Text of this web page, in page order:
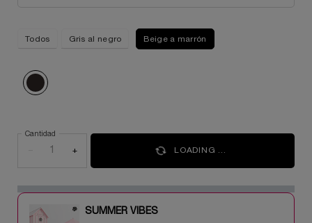
Todos Gris al negro Beige a marrón
Seleccionado
02 Brun, 1 of 1
Cantidad
+ LOADING ...
SUMMER VIBES​